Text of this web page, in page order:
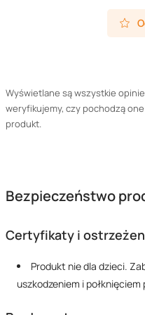
Wyświetlane są wszystkie
weryfikujemy, czy pochodzą
produkt.
Bezpieczeństwo
Certyfikaty i
Produkt nie dla dzieci.
uszkodzeniem i połknięciem